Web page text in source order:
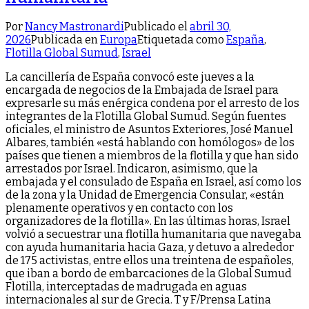
PorNancy MastronardiPublicado elabril 30,
2026Publicada enEuropaEtiquetada como España,
Flotilla Global Sumud, Israel
La cancillería de España convocó este jueves a la
encargada de negocios de la Embajada de Israel para
expresarle su más enérgica condena por el arresto de los
integrantes de la Flotilla Global Sumud. Según fuentes
oficiales, el ministro de Asuntos Exteriores, José Manuel
Albares, también «está hablando con homólogos» de los
países que tienen a miembros de la flotilla y que han sido
arrestados por Israel. Indicaron, asimismo, que la
embajada y el consulado de España en Israel, así como los
de la zona y la Unidad de Emergencia Consular, «están
plenamente operativos y en contacto con los
organizadores de la flotilla». En las últimas horas, Israel
volvió a secuestrar una flotilla humanitaria que navegaba
con ayuda humanitaria hacia Gaza, y detuvo a alrededor
de 175 activistas, entre ellos una treintena de españoles,
que iban a bordo de embarcaciones de la Global Sumud
Flotilla, interceptadas de madrugada en aguas
internacionales al sur de Grecia. T y F/Prensa Latina